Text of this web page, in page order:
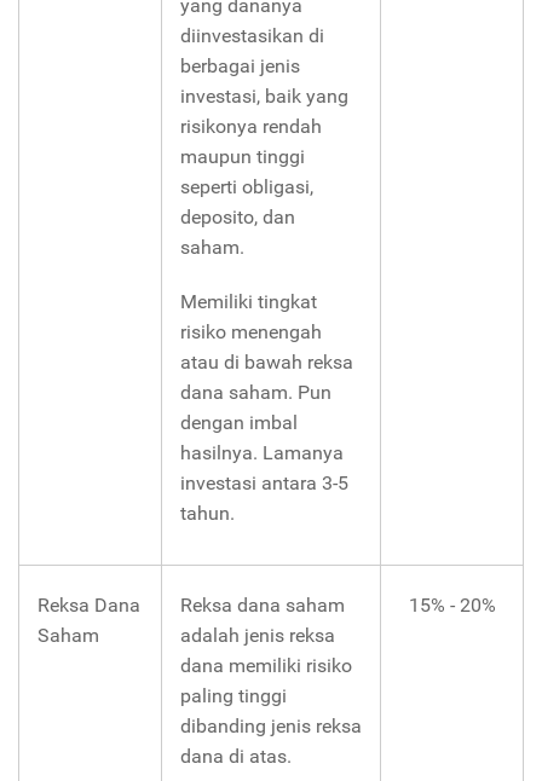
yang dananya
diinvestasikan di
berbagai jenis
investasi, baik yang
risikonya rendah
maupun tinggi
seperti obligasi,
deposito, dan
saham.
Memiliki tingkat
risiko menengah
atau di bawah reksa
dana saham. Pun
dengan imbal
hasilnya. Lamanya
investasi antara 3-5
tahun.
Reksa Dana
Saham
Reksa dana saham
adalah jenis reksa
dana memiliki risiko
paling tinggi
dibanding jenis reksa
dana di atas.
15% - 20%